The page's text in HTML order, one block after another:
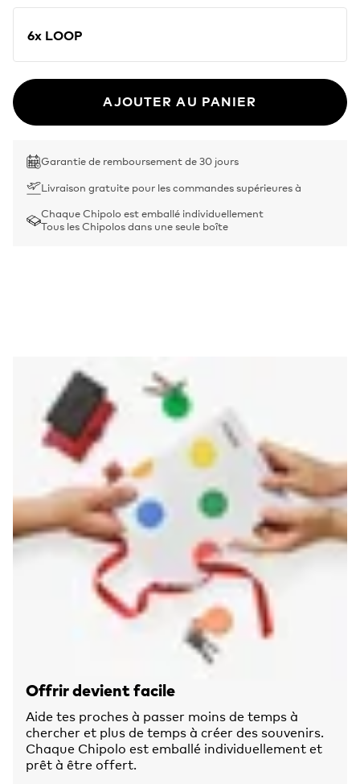
6x LOOP
AJOUTER AU PANIER
Garantie de remboursement de 30 jours
Livraison gratuite pour les commandes supérieures à
Chaque Chipolo est emballé individuellement
Tous les Chipolos dans une seule boîte
Offrir devient facile
Aide tes proches à passer moins de temps à
chercher et plus de temps à créer des souvenirs.
Chaque Chipolo est emballé individuellement et
prêt à être offert.